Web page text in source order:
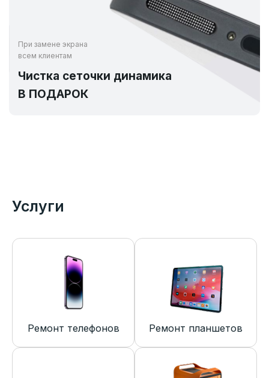
При замене экрана
всем клиентам
Чистка сеточки динамика
В ПОДАРОК
Услуги
Ремонт телефонов Ремонт планшетов